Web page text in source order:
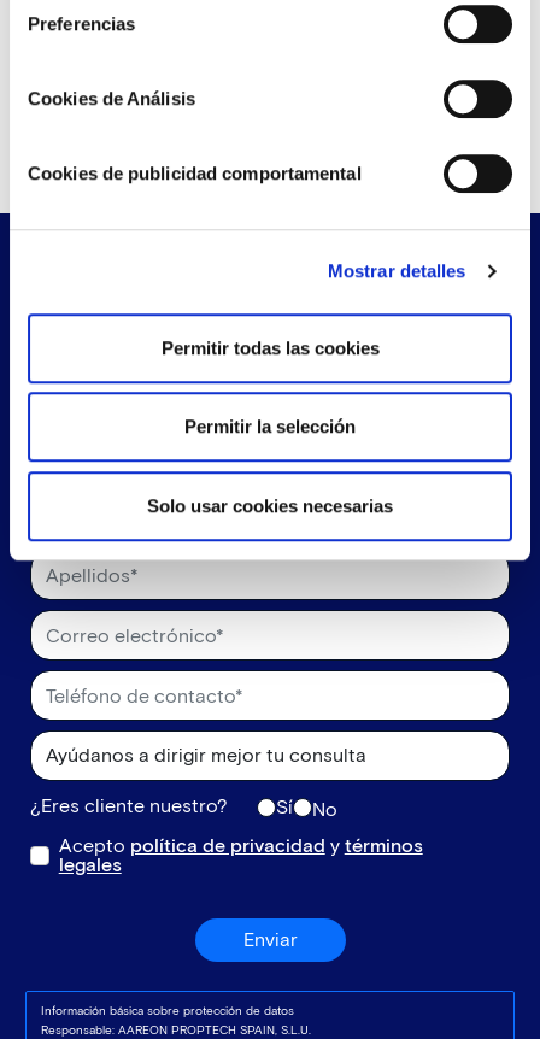
Preferencias
Cookies de Análisis
Cookies de publicidad comportamental
Mostrar detalles
Permitir todas las cookies
Permitir la selección
Solo usar cookies necesarias
Otros usuarios también vieron
Agregador de consumo
Déjanos tus datos y nos pondremos en contacto
contigo lo más pronto posible
¿Eres cliente nuestro? Sí
No
Acepto política de privacidad y términos
legales
Enviar
Información básica sobre protección de datos
Responsable: AAREON PROPTECH SPAIN, S.L.U.